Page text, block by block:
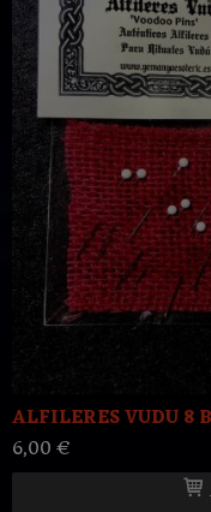
ALFILERES VUDU 8
6,00 €